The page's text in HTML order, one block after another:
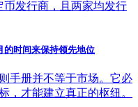
币发行商，且两家均发行
时间来保持领先地位
手册并不等于市场。它必
，才能建立真正的枢纽。